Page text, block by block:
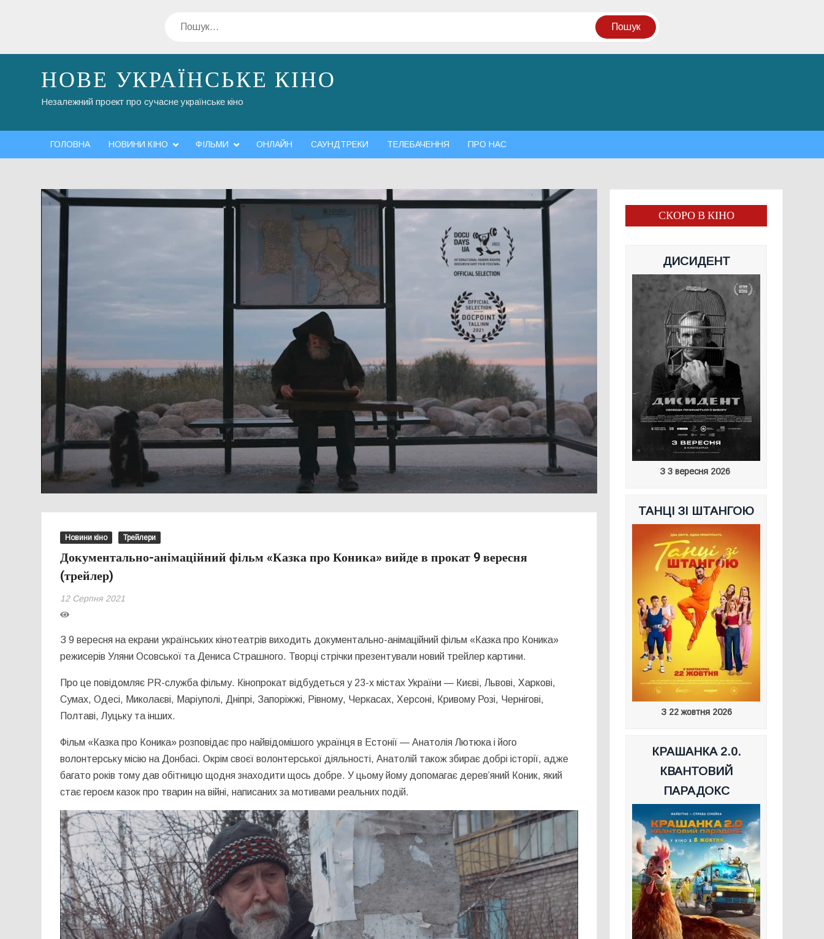
Пошук
НОВЕ УКРАЇНСЬКЕ КІНО
Незалежний проект про сучасне українське кіно
ГОЛОВНА НОВИНИ КІНО ФІЛЬМИ ОНЛАЙН САУНДТРЕКИ ТЕЛЕБАЧЕННЯ ПРО НАС
Новини кіно Трейлери
Документально-анімаційний фільм «Казка про Коника» вийде в прокат 9 вересня
(трейлер)
12 Серпня 2021
З 9 вересня на екрани українських кінотеатрів виходить документально-анімаційний фільм «Казка про Коника»
режисерів Уляни Осовської та Дениса Страшного. Творці стрічки презентували новий трейлер картини.
Про це повідомляє PR-служба фільму. Кінопрокат відбудеться у 23-х містах України — Києві, Львові, Харкові,
Сумах, Одесі, Миколаєві, Маріуполі, Дніпрі, Запоріжжі, Рівному, Черкасах, Херсоні, Кривому Розі, Чернігові,
Полтаві, Луцьку та інших.
Фільм «Казка про Коника» розповідає про найвідомішого українця в Естонії — Анатолія Лютюка і його
волонтерську місію на Донбасі. Окрім своєї волонтерської діяльності, Анатолій також збирає добрі історії, адже
багато років тому дав обітницю щодня знаходити щось добре. У цьому йому допомагає дерев’яний Коник, який
стає героєм казок про тварин на війні, написаних за мотивами реальних подій.
СКОРО В КІНО
ДИСИДЕНТ
З 3 вересня 2026
ТАНЦІ ЗІ ШТАНГОЮ
З 22 жовтня 2026
КРАШАНКА 2.0.
КВАНТОВИЙ
ПАРАДОКС